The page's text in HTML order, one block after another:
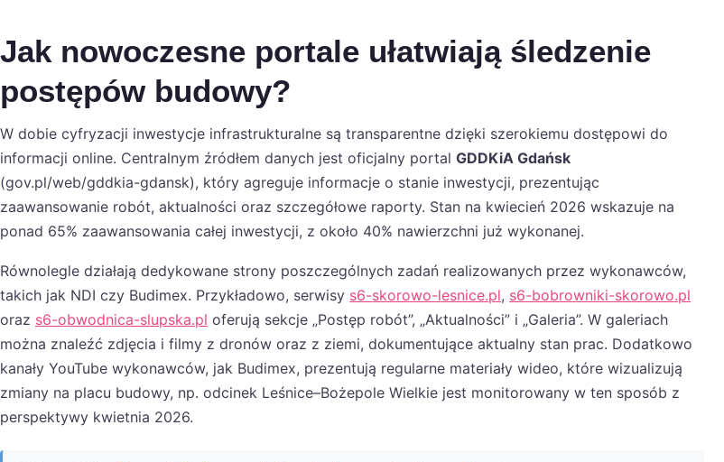
Jak nowoczesne portale ułatwiają śledzenie
postępów budowy?
W dobie cyfryzacji inwestycje infrastrukturalne są transparentne dzięki szerokiemu dostępowi do
informacji online. Centralnym źródłem danych jest oficjalny portal GDDKiA Gdańsk
(gov.pl/web/gddkia-gdansk), który agreguje informacje o stanie inwestycji, prezentując
zaawansowanie robót, aktualności oraz szczegółowe raporty. Stan na kwiecień 2026 wskazuje na
ponad 65% zaawansowania całej inwestycji, z około 40% nawierzchni już wykonanej.
Równolegle działają dedykowane strony poszczególnych zadań realizowanych przez wykonawców,
takich jak NDI czy Budimex. Przykładowo, serwisy s6-skorowo-lesnice.pl, s6-bobrowniki-skorowo.pl
oraz s6-obwodnica-slupska.pl oferują sekcje „Postęp robót”, „Aktualności” i „Galeria”. W galeriach
można znaleźć zdjęcia i filmy z dronów oraz z ziemi, dokumentujące aktualny stan prac. Dodatkowo
kanały YouTube wykonawców, jak Budimex, prezentują regularne materiały wideo, które wizualizują
zmiany na placu budowy, np. odcinek Leśnice–Bożepole Wielkie jest monitorowany w ten sposób z
perspektywy kwietnia 2026.